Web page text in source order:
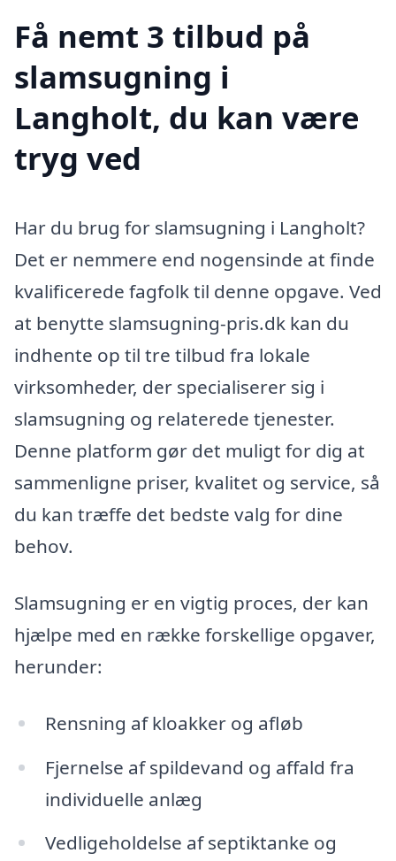
Få nemt 3 tilbud på
slamsugning i
Langholt, du kan være
tryg ved
Har du brug for slamsugning i Langholt?
Det er nemmere end nogensinde at finde
kvalificerede fagfolk til denne opgave. Ved
at benytte slamsugning-pris.dk kan du
indhente op til tre tilbud fra lokale
virksomheder, der specialiserer sig i
slamsugning og relaterede tjenester.
Denne platform gør det muligt for dig at
sammenligne priser, kvalitet og service, så
du kan træffe det bedste valg for dine
behov.
Slamsugning er en vigtig proces, der kan
hjælpe med en række forskellige opgaver,
herunder:
Rensning af kloakker og afløb
Fjernelse af spildevand og affald fra
individuelle anlæg
Vedligeholdelse af septiktanke og